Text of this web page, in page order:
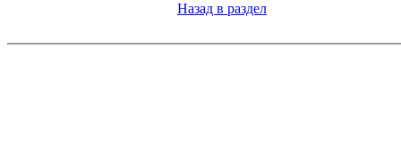
Назад в раздел